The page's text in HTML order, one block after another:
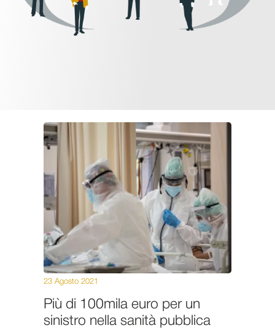
Più di 100mila euro per un
sinistro nella sanità pubblica
23 Agosto 2021